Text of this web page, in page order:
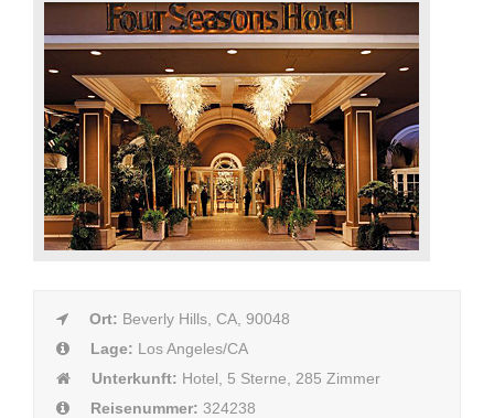
Ort: Beverly Hills, CA, 90048
Lage: Los Angeles/CA
Unterkunft: Hotel, 5 Sterne, 285 Zimmer
Reisenummer: 324238